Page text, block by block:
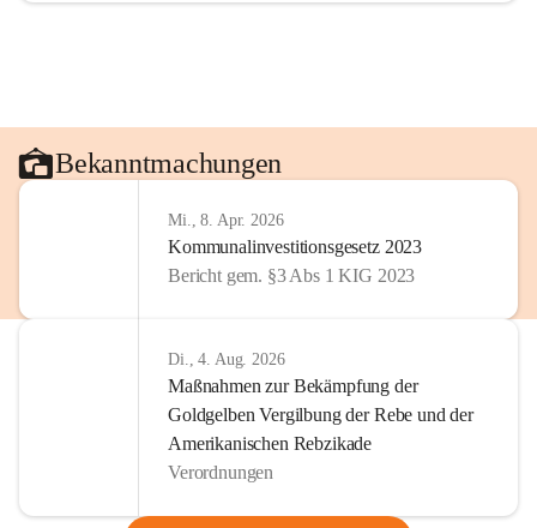
Bekanntmachungen
Mi., 8. Apr. 2026
Kommunalinvestitionsgesetz 2023
Bericht gem. §3 Abs 1 KIG 2023
Di., 4. Aug. 2026
Maßnahmen zur Bekämpfung der
Goldgelben Vergilbung der Rebe und der
Amerikanischen Rebzikade
Verordnungen